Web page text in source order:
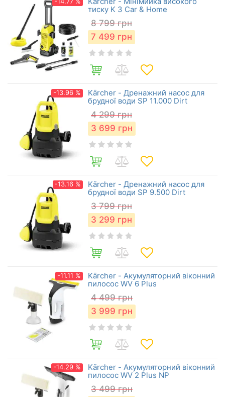
тиску K 3 Car & Home
8 799 грн
7 499 грн
-13.96 %
Kärcher - Дренажний насос для
брудної води SP 11.000 Dirt
4 299 грн
3 699 грн
-13.16 %
Kärcher - Дренажний насос для
брудної води SP 9.500 Dirt
3 799 грн
3 299 грн
-11.11 %
Kärcher - Акумуляторний віконний
пилосос WV 6 Plus
4 499 грн
3 999 грн
-14.29 %
Kärcher - Акумуляторний віконний
пилосос WV 2 Plus NP
3 499 грн